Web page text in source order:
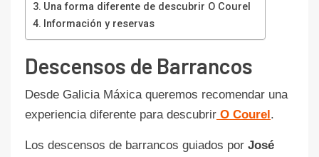
Una forma diferente de descubrir O Courel
Información y reservas
Descensos de Barrancos
Desde Galicia Máxica queremos recomendar una
experiencia diferente para descubrir O Courel.
Los descensos de barrancos guiados por José